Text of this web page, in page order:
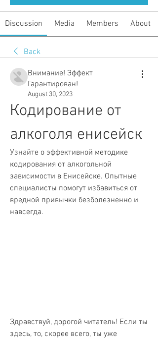
Discussion Media Members About
Back
Внимание! Эффект
Гарантирован!
August 30, 2023
Кодирование от
алкоголя енисейск
Узнайте о эффективной методике
кодирования от алкогольной
зависимости в Енисейске. Опытные
специалисты помогут избавиться от
вредной привычки безболезненно и
навсегда.
Здравствуй, дорогой читатель! Если ты
здесь, то, скорее всего, ты уже